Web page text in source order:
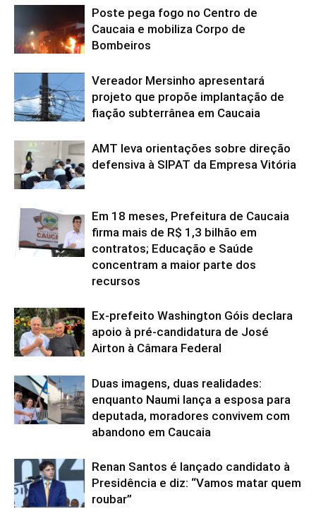
Poste pega fogo no Centro de
Caucaia e mobiliza Corpo de
Bombeiros
Vereador Mersinho apresentará
projeto que propõe implantação de
fiação subterrânea em Caucaia
AMT leva orientações sobre direção
defensiva à SIPAT da Empresa Vitória
Em 18 meses, Prefeitura de Caucaia
firma mais de R$ 1,3 bilhão em
contratos; Educação e Saúde
concentram a maior parte dos
recursos
Ex-prefeito Washington Góis declara
apoio à pré-candidatura de José
Airton à Câmara Federal
Duas imagens, duas realidades:
enquanto Naumi lança a esposa para
deputada, moradores convivem com
abandono em Caucaia
Renan Santos é lançado candidato à
Presidência e diz: “Vamos matar quem
roubar”